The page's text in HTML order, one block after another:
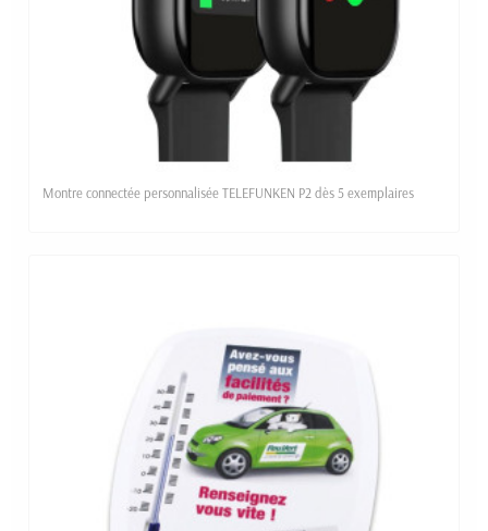
Montre connectée personnalisée TELEFUNKEN P2 dès 5 exemplaires